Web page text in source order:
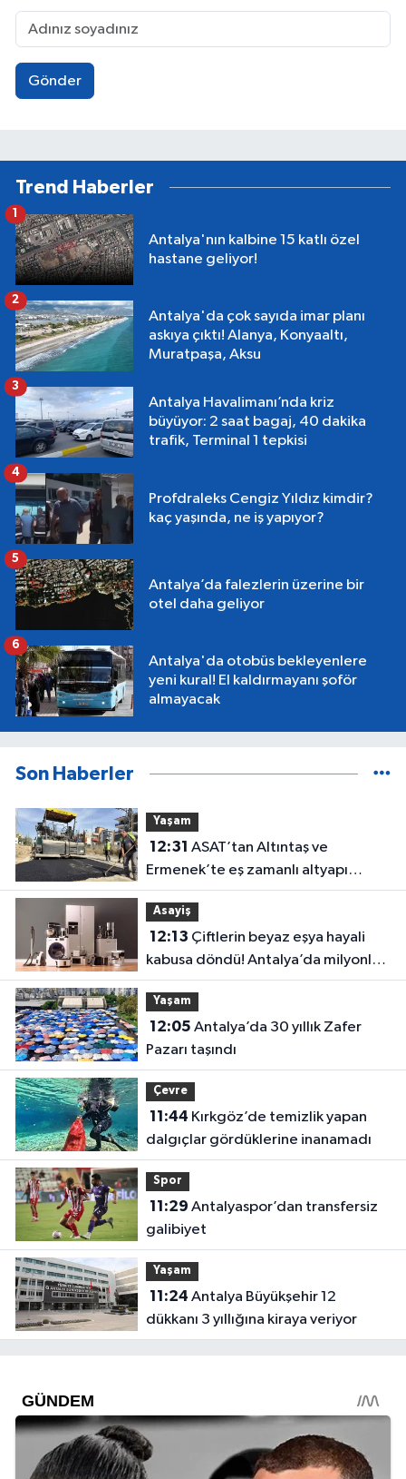
Gönder
Trend Haberler
Antalya'nın kalbine 15 katlı özel
hastane geliyor!
1
Antalya'da çok sayıda imar planı
askıya çıktı! Alanya, Konyaaltı,
Muratpaşa, Aksu
2
Antalya Havalimanı’nda kriz
büyüyor: 2 saat bagaj, 40 dakika
trafik, Terminal 1 tepkisi
3
Profdraleks Cengiz Yıldız kimdir?
kaç yaşında, ne iş yapıyor?
4
Antalya’da falezlerin üzerine bir
otel daha geliyor
5
Antalya'da otobüs bekleyenlere
yeni kural! El kaldırmayanı şoför
almayacak
6
Son Haberler
Yaşam
12:31
Ermenek’te eş zamanlı altyapı
seferberliği
Asayiş
12:13
kabusa döndü! Antalya’da milyonluk
dolandırıcılık iddiası
Yaşam
12:05
Pazarı taşındı
Çevre
11:44
dalgıçlar gördüklerine inanamadı
Spor
11:29
galibiyet
Yaşam
11:24
dükkanı 3 yıllığına kiraya veriyor